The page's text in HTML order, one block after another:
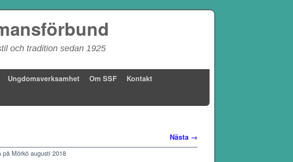
och tradition sedan 1925
Ungdomsverksamhet Om SSF
Kontakt
Nästa →
Mörkö augusti 2018